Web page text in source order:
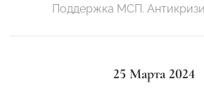
Поддержка МСП.
25 Марта 2024